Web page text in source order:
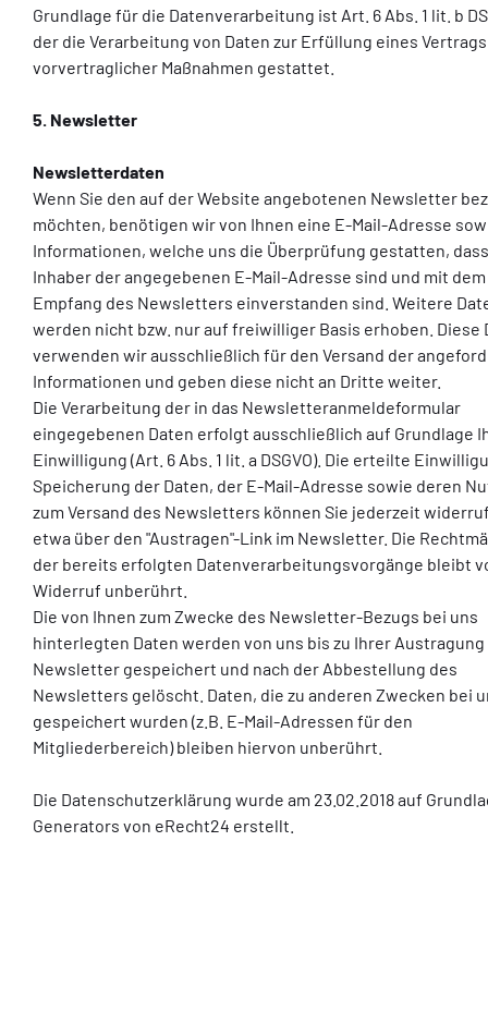
Grundlage für die Datenverarbeitung ist Art. 6 Abs. 1 lit. b
der die Verarbeitung von Daten zur Erfüllung eines
vorvertraglicher Maßnahmen gestattet.
5. Newsletter
Newsletterdaten
Wenn Sie den auf der Website angebotenen Newsletter
möchten, benötigen wir von Ihnen eine E-Mail-Adresse
Informationen, welche uns die Überprüfung gestatten,
Inhaber der angegebenen E-Mail-Adresse sind und mit dem
Empfang des Newsletters einverstanden sind. Weitere
werden nicht bzw. nur auf freiwilliger Basis erhoben. Diese
verwenden wir ausschließlich für den Versand der
Informationen und geben diese nicht an Dritte weiter.
Die Verarbeitung der in das Newsletteranmeldeformular
eingegebenen Daten erfolgt ausschließlich auf Grundlage
Einwilligung (Art. 6 Abs. 1 lit. a DSGVO). Die erteilte
Speicherung der Daten, der E-Mail-Adresse sowie deren
zum Versand des Newsletters können Sie jederzeit
etwa über den "Austragen"-Link im Newsletter. Die
der bereits erfolgten Datenverarbeitungsvorgänge bleibt
Widerruf unberührt.
Die von Ihnen zum Zwecke des Newsletter-Bezugs bei uns
hinterlegten Daten werden von uns bis zu Ihrer Austragung
Newsletter gespeichert und nach der Abbestellung des
Newsletters gelöscht. Daten, die zu anderen Zwecken bei
gespeichert wurden (z.B. E-Mail-Adressen für den
Mitgliederbereich) bleiben hiervon unberührt.
Die Datenschutzerklärung wurde am 23.02.2018 auf
Generators von eRecht24 erstellt.